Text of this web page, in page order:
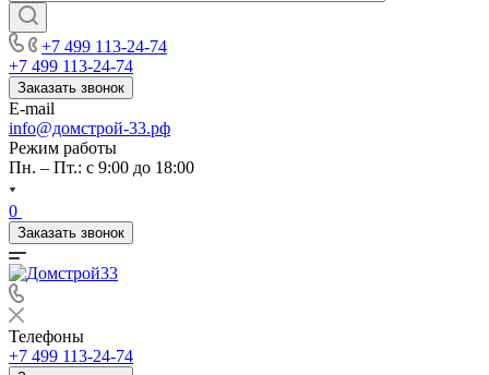
+7 499 113-24-74
+7 499 113-24-74
Заказать звонок
E-mail
info@домстрой-33.рф
Режим работы
Пн. – Пт.: с 9:00 до 18:00
0
Заказать звонок
Телефоны
+7 499 113-24-74